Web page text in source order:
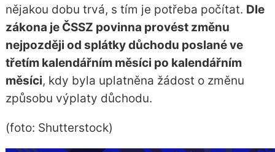
nějakou dobu trvá, s tím je potřeba počítat. Dle
zákona je ČSSZ povinna provést změnu
nejpozději od splátky důchodu poslané ve
třetím kalendářním měsíci po kalendářním
měsíci, kdy byla uplatněna žádost o změnu
způsobu výplaty důchodu.
(foto: Shutterstock)